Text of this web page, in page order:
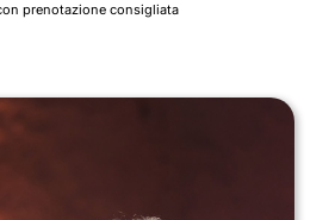
prenotazione consigliata